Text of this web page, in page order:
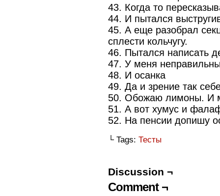
43. Когда то
44. И пытался
45. А еще разобрал
сплести кольчугу.
46. Пытался написать
47. У меня
48. И осанка
49. Да и зрение так
50. Обожаю лимоны. И
51. А вот хумус и
52. На пенсии допишу
└ Tags: Тесты
Discussion ¬
Comment ¬